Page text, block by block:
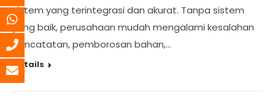
sistem yang terintegrasi dan akurat. Tanpa sistem
yang baik, perusahaan mudah mengalami kesalahan
pencatatan, pemborosan bahan,…
Details